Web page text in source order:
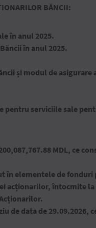
BĂNCII:
în anul 2025.
în anul 2025.
și modul de asigurare
pentru serviciile sale
MDL, ce
în elementele de
acționarilor, întocmite
de data de 29.09.2026,